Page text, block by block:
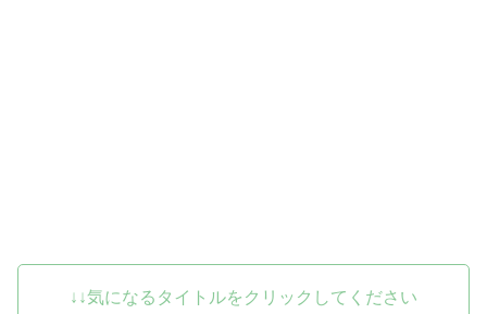
↓↓気になるタイトルをクリックしてください